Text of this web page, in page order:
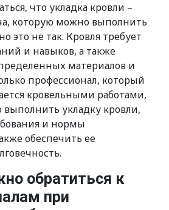
что укладка кровли –
которую можно выполнить
это не так. Кровля требует
и навыков, а также
материалов и
профессионал, который
кровельными работами,
укладку кровли,
и нормы
обеспечить ее
обратиться к
при